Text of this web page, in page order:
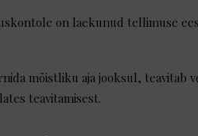
on laekunud tellimuse
mõistliku aja jooksul,
teavitamisest.